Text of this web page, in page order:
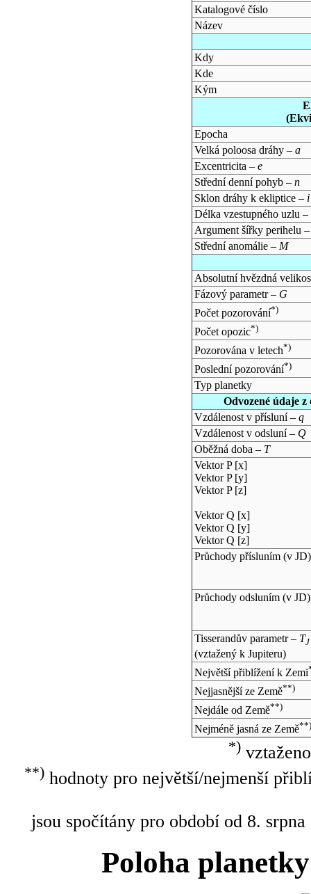
Katalogové číslo
Název
Kdy
Kde
Kým
Epocha
Velká poloosa dráhy – a
Excentricita – e
Střední denní pohyb – n
Sklon dráhy k ekliptice – i
Délka vzestupného uzlu –
Argument šířky perihelu
Střední anomálie – M
Absolutní hvězdná
Fázový parametr – G
Počet pozorování*)
Počet opozic*)
Pozorována v letech*)
Poslední pozorování*)
Typ planetky
Odvozené údaje
Vzdálenost v přísluní – q
Vzdálenost v odsluní – Q
Oběžná doba – T
Vektor P [x]
Vektor P [y]
Vektor P [z]
Vektor Q [x]
Vektor Q [y]
Vektor Q [z]
Průchody přísluním (v JD)
Průchody odsluním (v JD)
Tisserandův parametr – TJ
(vztažený k Jupiteru)
Největší přiblížení k Zemi
Nejjasnější ze Země**)
Nejdále od Země**)
Nejméně jasná ze Země**)
*)
**)hodnoty pro největší/nejmenší
jsou spočítány pro období od 8.
Poloha